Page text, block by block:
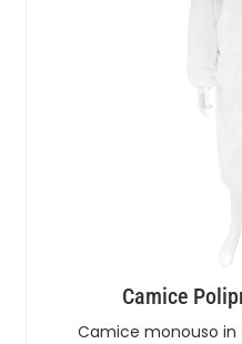
Camice
Camice monouso in